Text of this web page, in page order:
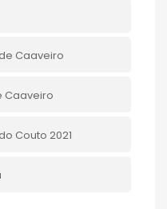
Caaveiro
Caaveiro
Couto 2021